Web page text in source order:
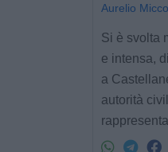
Aurelio
Si è svolta
e intensa,
a
autorità